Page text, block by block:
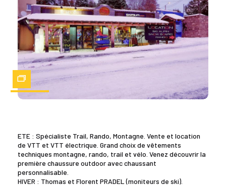
Zoom
ETE : Spécialiste Trail, Rando, Montagne. Vente et location
de VTT et VTT électrique. Grand choix de vêtements
techniques montagne, rando, trail et vélo. Venez découvrir la
première chaussure outdoor avec chaussant
personnalisable.
HIVER : Thomas et Florent PRADEL (moniteurs de ski).